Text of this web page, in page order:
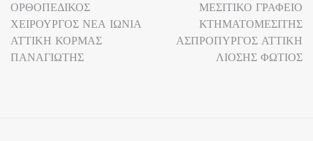
Πλοήγηση
άρθρων
ΟΡΘΟΠΕΔΙΚΟΣ
ΧΕΙΡΟΥΡΓΟΣ ΝΕΑ ΙΩΝΙΑ
ΑΤΤΙΚΗ ΚΟΡΜΑΣ
ΠΑΝΑΓΙΩΤΗΣ
ΜΕΣΙΤΙΚΟ ΓΡΑΦΕΙΟ
ΚΤΗΜΑΤΟΜΕΣΙΤΗΣ
ΑΣΠΡΟΠΥΡΓΟΣ ΑΤΤΙΚΗ
ΛΙΟΣΗΣ ΦΩΤΙΟΣ